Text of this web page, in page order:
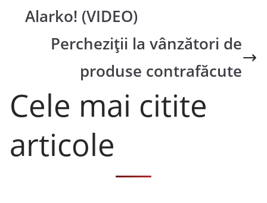
Alarko! (VIDEO)
Percheziții la vânzători de
produse contrafăcute
Cele mai citite
articole